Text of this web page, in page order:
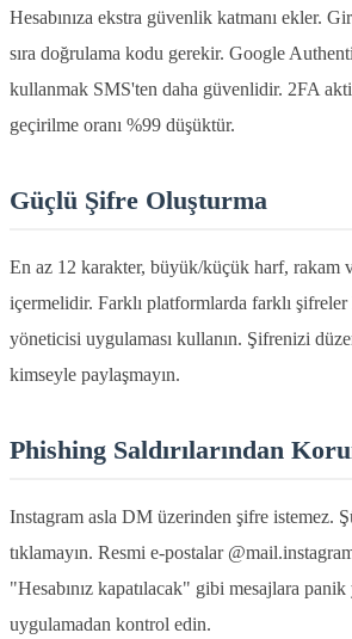
Hesabınıza ekstra güvenlik katmanı ekler.
sıra doğrulama kodu gerekir. Google
kullanmak SMS'ten daha güvenlidir. 2FA
geçirilme oranı %99 düşüktür.
Güçlü Şifre Oluşturma
En az 12 karakter, büyük/küçük harf, rakam
içermelidir. Farklı platformlarda farklı
yöneticisi uygulaması kullanın. Şifrenizi
kimseyle paylaşmayın.
Phishing Saldırılarından
Instagram asla DM üzerinden şifre istemez.
tıklamayın. Resmi e-postalar
"Hesabınız kapatılacak" gibi mesajlara panik
uygulamadan kontrol edin.